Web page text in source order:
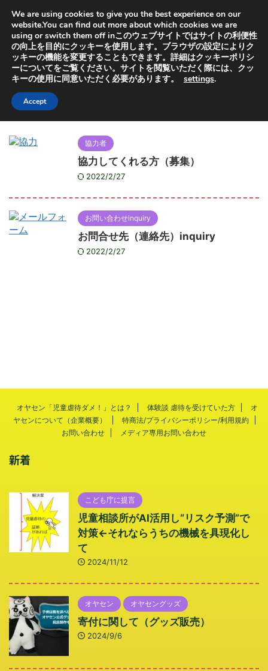
取っています。子供を救うためにも特許出願中の虐待検知
器普及にご協力ください
HOME> 2021年> 9月
月別アーカイブ：2021年09月
協力者
協力してくれる方（募集）
2022/2/27
お問い合わせinquiry
お問合せ先（連絡先）inquiry
2022/2/27
オヤセン「児童虐待ダメ！」とは？ 体験談 虐待を受けていた方
オ
ヤセンについて（企業概要）
特商法/プライバシーポリシー/利用規約
お問い合わせ
メディア専用お問い合わせ
新着
こども庁に提言
児童相談所がAI活用し“リスク予測”で
対策←それならうちの機械を具現化し
て
2024/11/12
オヤセン オヤセングッズ
寄付に関して（グッズ販売）
2024/9/6
We are using cookies to give you the best experience on our
website.You can find out more about which cookies we are
using or switch them off inこのウェブサイトではサイトの利便性
の向上を目的にクッキーを使用します。ブラウザの設定によりク
ッキーの機能を変更することもできます。詳細はクッキーポリシ
ーについてをご覧ください。サイトを閲覧いただく際には、クッ
キーの使用に同意いただく必要があります。 settings.
Accept